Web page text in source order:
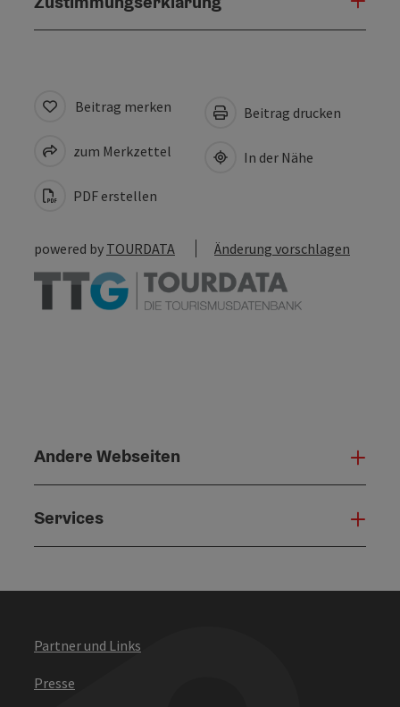
Beitrag merken
zum Merkzettel
PDF erstellen
Beitrag drucken
In der Nähe
powered by TOURDATA Änderung vorschlagen
Andere Webseiten
Services
Partner und Links
Presse